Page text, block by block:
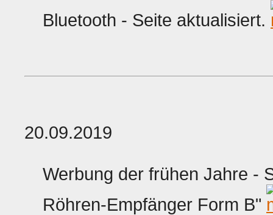
Bluetooth - Seite aktualisiert.
20.09.2019
Werbung der frühen Jahre -
Röhren-Empfänger Form B"